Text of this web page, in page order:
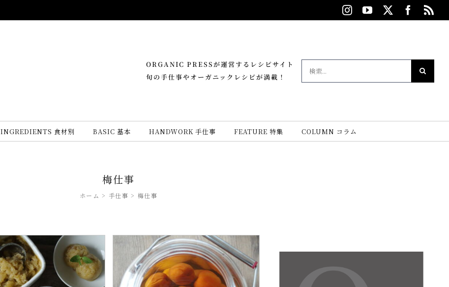
InstagramYouTube
ORGANIC PRESSが運営するレシピサイト
旬の手仕事やオーガニックレシピが満載！
INGREDIENTS 食材別 BASIC 基本 HANDWORK 手仕事 FEATURE 特集 COLUMN コラム
梅仕事
ホーム 手仕事 梅仕事